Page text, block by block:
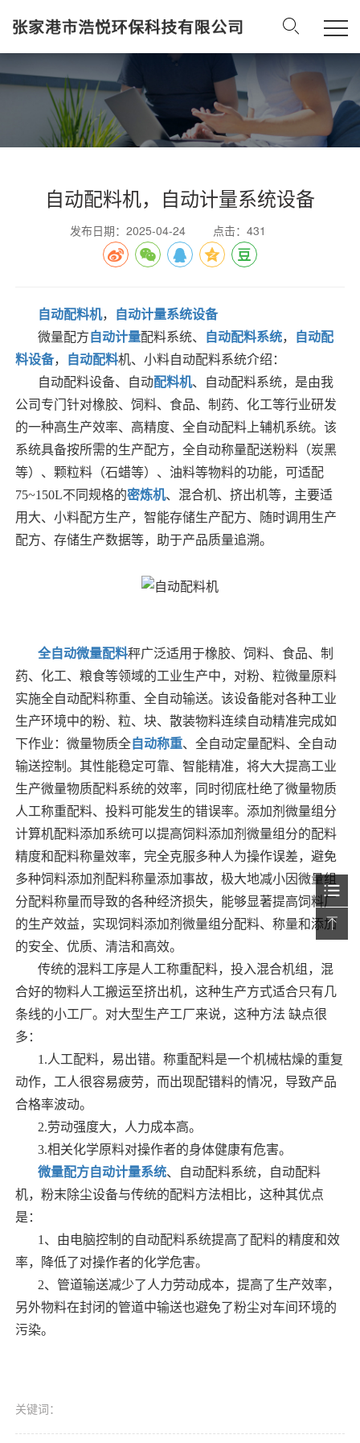
自动配料机，自动计量系统设备
发布日期：2025-04-24 点击：431
自动配料机，
自动计量系统设备
微量配方 自动计量配料系统、 自动配料系统，
自动配
料设备， 自动配料机、小料自动配料系统介绍：
自动配料设备、自动配料机、自动配料系统，是由我
公司专门针对橡胶、饲料、食品、制药、化工等行业研发
的一种高生产效率、高精度、全自动配料上辅机系统。该
系统具备按所需的生产配方，全自动称量配送粉料（炭黑
等）、颗粒料（石蜡等）、油料等物料的功能，可适配
75~150L不同规格的密炼机、混合机、挤出机等，主要适
用大、小料配方生产，智能存储生产配方、随时调用生产
配方、存储生产数据等，助于产品质量追溯。
全自动微量配料秤广泛适用于橡胶、饲料、食品、制
药、化工、粮食等领域的工业生产中，对粉、粒微量原料
实施全自动配料称重、全自动输送。该设备能对各种工业
生产环境中的粉、粒、块、散装物料连续自动精准完成如
下作业：微量物质全自动称重、全自动定量配料、全自动
输送控制。其性能稳定可靠、智能精准，将大大提高工业
生产微量物质配料系统的效率，同时彻底杜绝了微量物质
人工称重配料、投料可能发生的错误率。添加剂微量组分
计算机配料添加系统可以提高饲料添加剂微量组分的配料
精度和配料称量效率，完全克服多种人为操作误差，避免
多种饲料添加剂配料称量添加事故，极大地减小因微量组
分配料称量而导致的各种经济损失，能够显著提高饲料厂
的生产效益，实现饲料添加剂微量组分配料、称量和添加
的安全、优质、清洁和高效。
传统的混料工序是人工称重配料，投入混合机组，混
合好的物料人工搬运至挤出机，这种生产方式适合只有几
条线的小工厂。对大型生产工厂来说，这种方法 缺点很
多：
1.人工配料，易出错。称重配料是一个机械枯燥的重复
动作，工人很容易疲劳，而出现配错料的情况，导致产品
合格率波动。
2.劳动强度大，人力成本高。
3.相关化学原料对操作者的身体健康有危害。
微量配方自动计量系统、自动配料系统，自动配料
机，粉末除尘设备与传统的配料方法相比，这种其优点
是：
1、由电脑控制的自动配料系统提高了配料的精度和效
率，降低了对操作者的化学危害。
2、管道输送减少了人力劳动成本，提高了生产效率，
另外物料在封闭的管道中输送也避免了粉尘对车间环境的
污染。
关键词：